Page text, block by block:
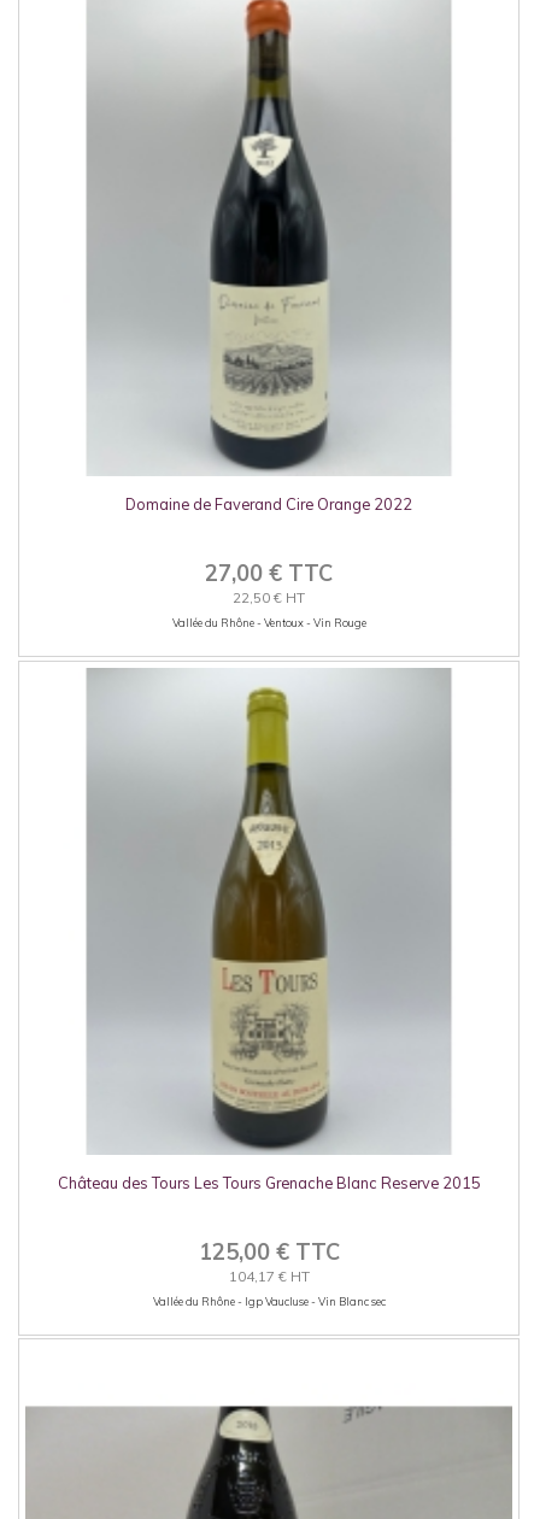
Domaine de Faverand Cire Orange 2022
27,00 € TTC
22,50 € HT
Vallée du Rhône - Ventoux - Vin Rouge
Château des Tours Les Tours Grenache Blanc Reserve 2015
125,00 € TTC
104,17 € HT
Vallée du Rhône - Igp Vaucluse - Vin Blanc sec